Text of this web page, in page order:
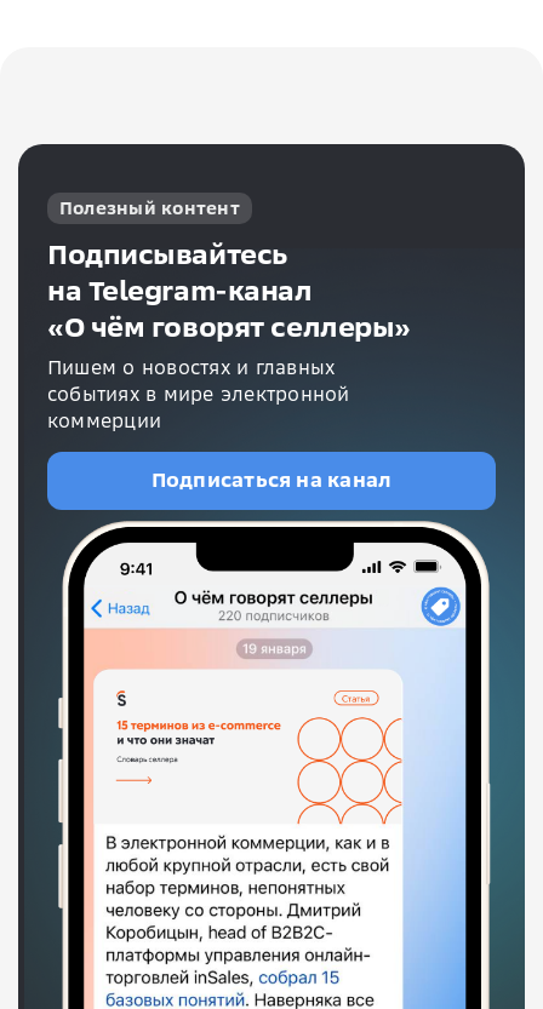
Полезный контент
Подписывайтесь
на Telegram-канал
«О чём говорят селлеры»
Пишем о новостях и главных
событиях в мире электронной
коммерции
Подписаться на канал